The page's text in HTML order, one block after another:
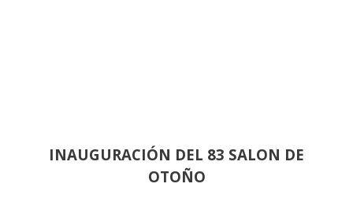
INAUGURACIÓN DEL 83 SALON DE
OTOÑO